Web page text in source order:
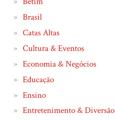
Brasil
Catas Altas
Cultura & Eventos
Economia & Negócios
Educação
Ensino
Entretenimento & Diversão